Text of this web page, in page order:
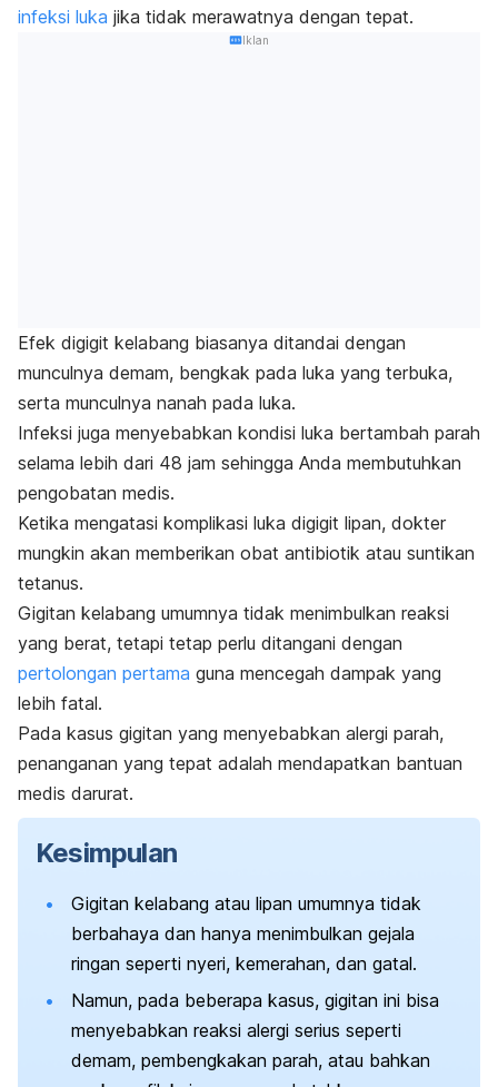
infeksi luka jika tidak merawatnya dengan tepat.
Iklan
Efek digigit kelabang biasanya ditandai dengan
munculnya demam, bengkak pada luka yang terbuka,
serta munculnya nanah pada luka.
Infeksi juga menyebabkan kondisi luka bertambah parah
selama lebih dari 48 jam sehingga Anda membutuhkan
pengobatan medis.
Ketika mengatasi komplikasi luka digigit lipan, dokter
mungkin akan memberikan obat antibiotik atau suntikan
tetanus.
Gigitan kelabang umumnya tidak menimbulkan reaksi
yang berat, tetapi tetap perlu ditangani dengan
pertolongan pertama guna mencegah dampak yang
lebih fatal.
Pada kasus gigitan yang menyebabkan alergi parah,
penanganan yang tepat adalah mendapatkan bantuan
medis darurat.
Kesimpulan
Gigitan kelabang atau lipan umumnya tidak
berbahaya dan hanya menimbulkan gejala
ringan seperti nyeri, kemerahan, dan gatal.
Namun, pada beberapa kasus, gigitan ini bisa
menyebabkan reaksi alergi serius seperti
demam, pembengkakan parah, atau bahkan